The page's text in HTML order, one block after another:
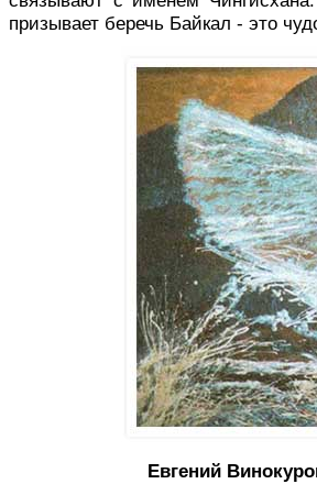
призывает беречь Байкал - это
Евгений